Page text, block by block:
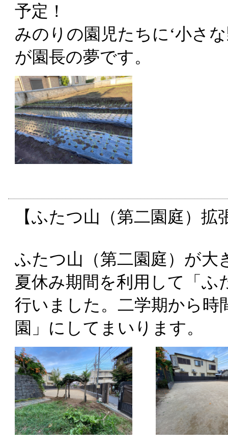
予定！
みのりの園児たちに‘小さ
が園長の夢です。
【ふたつ山（第二園庭）
ふたつ山（第二園庭）が大
夏休み期間を利用して「ふ
行いました。二学期から時
園」にしてまいります。